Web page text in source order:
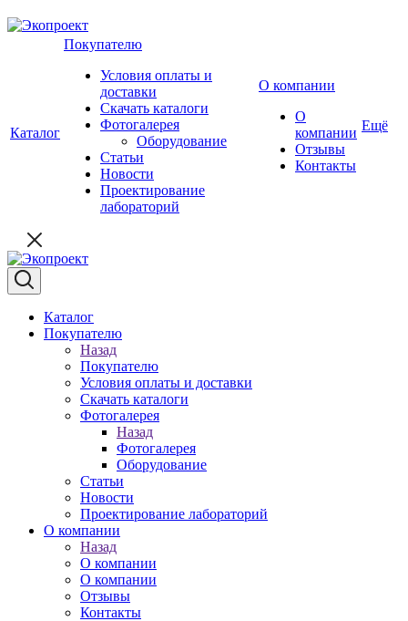
Каталог
Покупателю
Условия оплаты и
доставки
Скачать каталоги
Фотогалерея
Оборудование
Статьи
Новости
Проектирование
лабораторий
О компании
О
компании
Отзывы
Контакты
Ещё
Каталог
Покупателю
Назад
Покупателю
Условия оплаты и доставки
Скачать каталоги
Фотогалерея
Назад
Фотогалерея
Оборудование
Статьи
Новости
Проектирование лабораторий
О компании
Назад
О компании
О компании
Отзывы
Контакты